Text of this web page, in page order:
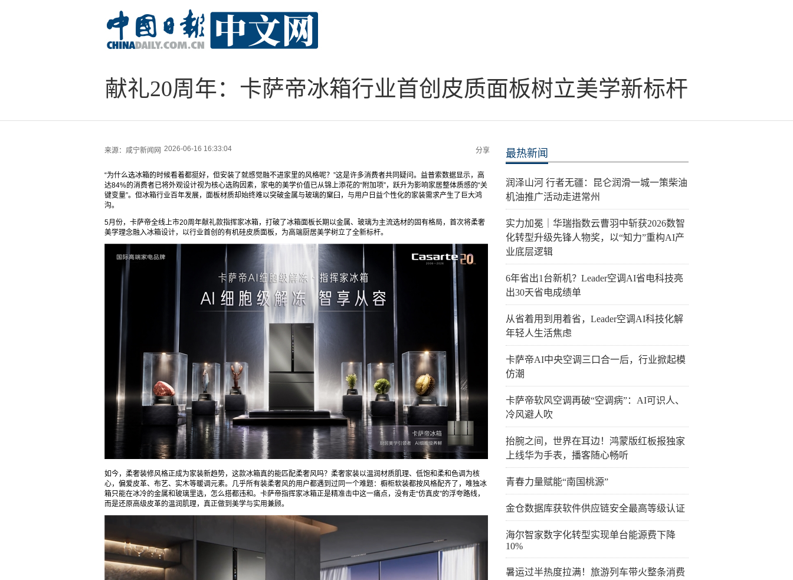
献礼20周年：卡萨帝冰箱行业首创皮质面板树立美学新标杆
来源： 咸宁新闻网 2026-06-16 16:33:04 分享
“为什么选冰箱的时候看着都挺好，但安装了就感觉融不进家里的风格呢？”这是许多消费者共同疑问。益普索数据显示，高
达84%的消费者已将外观设计视为核心选购因素，家电的美学价值已从锦上添花的“附加项”，跃升为影响家居整体质感的“关
键变量”。但冰箱行业百年发展，面板材质却始终难以突破金属与玻璃的窠臼，与用户日益个性化的家装需求产生了巨大鸿
沟。
5月份，卡萨帝全线上市20周年献礼款指挥家冰箱，打破了冰箱面板长期以金属、玻璃为主流选材的固有格局，首次将柔奢
美学理念融入冰箱设计，以行业首创的有机硅皮质面板，为高端厨居美学树立了全新标杆。
如今，柔奢装修风格正成为家装新趋势，这款冰箱真的能匹配柔奢风吗？柔奢家装以温润材质肌理、低饱和柔和色调为核
心，偏爱皮革、布艺、实木等暖调元素。几乎所有装柔奢风的用户都遇到过同一个难题：橱柜软装都按风格配齐了，唯独冰
箱只能在冰冷的金属和玻璃里选，怎么搭都违和。卡萨帝指挥家冰箱正是精准击中这一痛点，没有走“仿真皮”的浮夸路线，
而是还原高级皮革的温润肌理，真正做到美学与实用兼顾。
最热新闻
​润泽山河 行者无疆：昆仑润滑一城一策柴油
机油推广活动走进常州
实力加冕｜华瑞指数云曹羽中斩获2026数智
化转型升级先锋人物奖，以“知力”重构AI产
业底层逻辑
6年省出1台新机？Leader空调AI省电科技亮
出30天省电成绩单
从省着用到用着省，Leader空调AI科技化解
年轻人生活焦虑
卡萨帝AI中央空调三口合一后，行业掀起模
仿潮
卡萨帝软风空调再破“空调病”：AI可识人、
冷风避人吹
抬腕之间，世界在耳边！鸿蒙版红板报独家
上线华为手表，播客随心畅听
青春力量赋能“南国桃源”
金仓数据库获软件供应链安全最高等级认证
海尔智家数字化转型实现单台能源费下降
10%
暑运过半热度拉满！旅游列车带火整条消费